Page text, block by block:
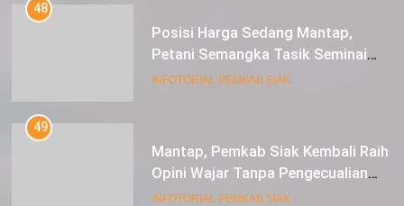
48
Posisi Harga Sedang Mantap,
Petani Semangka Tasik Seminai
Raup Untung
INFOTORIAL PEMKAB SIAK
49
Mantap, Pemkab Siak Kembali Raih
Opini Wajar Tanpa Pengecualian
ke-13 Dari BPK RI.
INFOTORIAL PEMKAB SIAK